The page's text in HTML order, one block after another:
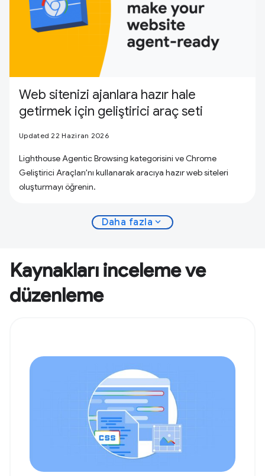
Web sitenizi ajanlara hazır hale
getirmek için geliştirici araç seti
Updated 22 Haziran 2026
Lighthouse Agentic Browsing kategorisini ve Chrome
Geliştirici Araçları'nı kullanarak aracıya hazır web siteleri
oluşturmayı öğrenin.
Daha fazla expand_more
Kaynakları inceleme ve
düzenleme